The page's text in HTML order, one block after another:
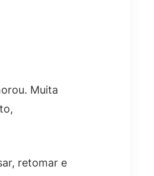
Muita
retomar e